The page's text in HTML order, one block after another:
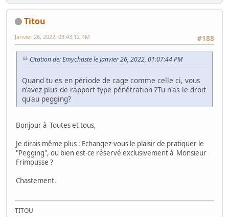
Titou
#188
Janvier 26, 2022, 03:43:12 PM
Citation de: Emychaste le Janvier 26, 2022, 01:07:44 PM
Quand tu es en période de cage comme celle ci, vous
n'avez plus de rapport type pénétration ?Tu n'as le droit
qu'au pegging?
Bonjour à Toutes et tous,
Je dirais même plus : Echangez-vous le plaisir de pratiquer le
"Pegging", ou bien est-ce réservé exclusivement à Monsieur
Frimousse ?
Chastement.
TITOU